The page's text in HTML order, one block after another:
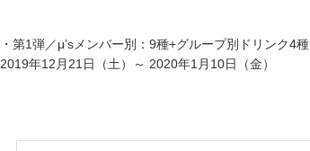
・第1弾／μ’sメンバー別：9種+グループ別ドリンク4種
2019年12月21日（土）～ 2020年1月10日（金）